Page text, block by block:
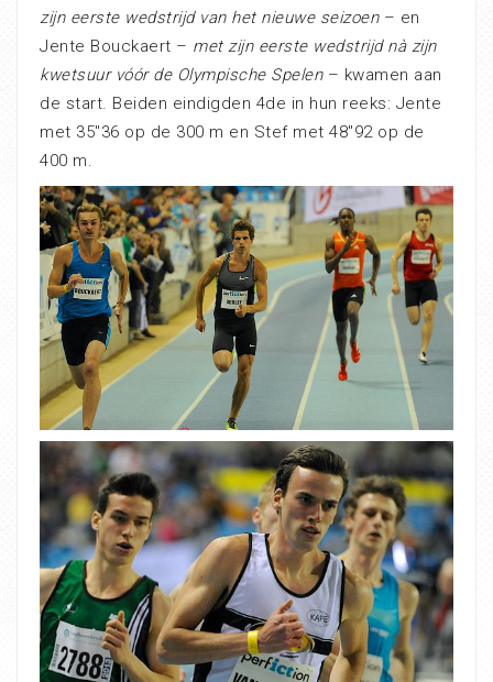
zijn eerste wedstrijd van het nieuwe seizoen– en
Jente Bouckaert – met zijn eerste wedstrijd nà zijn
kwetsuur vóór de Olympische Spelen– kwamen aan
de start. Beiden eindigden 4de in hun reeks: Jente
met 35″36 op de 300 m en Stef met 48″92 op de
400 m.